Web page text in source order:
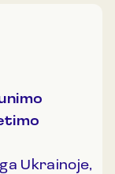
Ukrainoje,